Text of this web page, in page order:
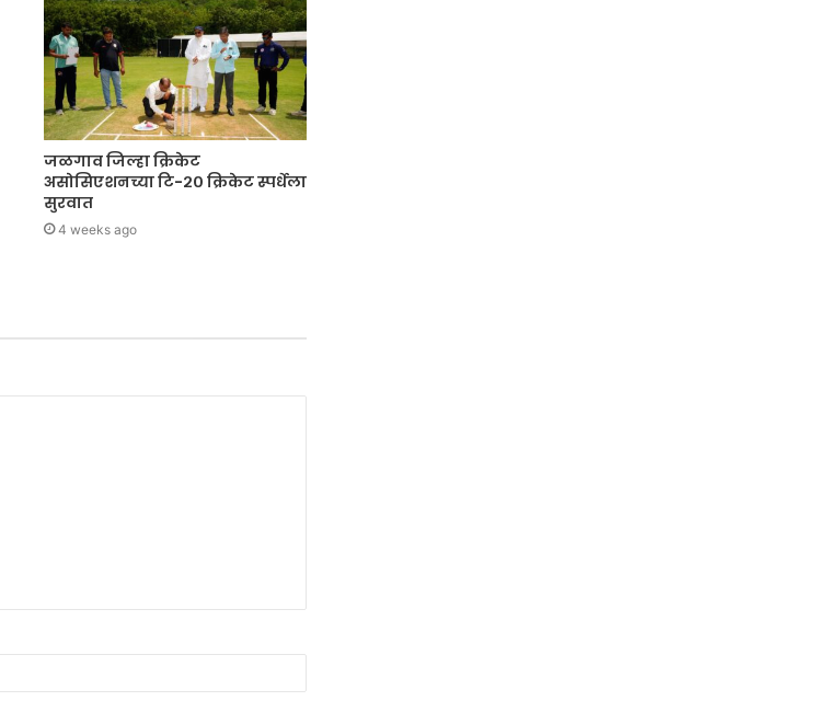
जळगाव जिल्हा क्रिकेट
असोसिएशनच्या टि-२० क्रिकेट स्पर्धेला
सुरवात
4 weeks ago